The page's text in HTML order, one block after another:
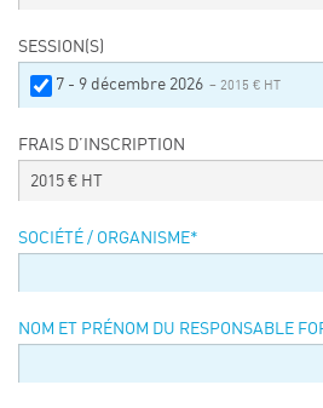
LOCATION DE SALLES DE
Accès
Événements
FRENCH-CHINESE
SESSION(S)
7 - 9 décembre 2026 – 2015 € HT
FRAIS D’INSCRIPTION
2015 € HT
SOCIÉTÉ / ORGANISME*
NOM ET PRÉNOM DU RESPONSABLE